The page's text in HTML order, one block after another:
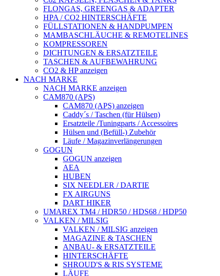
FLONGAS, GREENGAS & ADAPTER
HPA / CO2 HINTERSCHÄFTE
FÜLLSTATIONEN & HANDPUMPEN
MAMBASCHLÄUCHE & REMOTELINES
KOMPRESSOREN
DICHTUNGEN & ERSATZTEILE
TASCHEN & AUFBEWAHRUNG
CO2 & HP anzeigen
NACH MARKE
NACH MARKE anzeigen
CAM870 (APS)
CAM870 (APS) anzeigen
Caddy´s / Taschen (für Hülsen)
Ersatzteile /Tuningparts / Accessoires
Hülsen und (Befüll-) Zubehör
Läufe / Magazinverlängerungen
GOGUN
GOGUN anzeigen
AEA
HUBEN
SIX NEEDLER / DARTIE
FX AIRGUNS
DART HIKER
UMAREX TM4 / HDR50 / HDS68 / HDP50
VALKEN / MILSIG
VALKEN / MILSIG anzeigen
MAGAZINE & TASCHEN
ANBAU- & ERSATZTEILE
HINTERSCHÄFTE
SHROUD'S & RIS SYSTEME
LÄUFE